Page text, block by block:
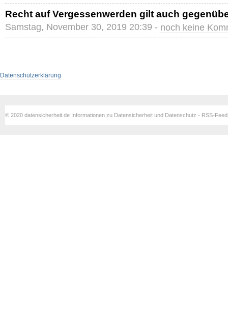
Recht auf Vergessenwerden gilt auch
Samstag, November 30, 2019 20:39 - noch keine
Datenschutzerklärung
© 2020 datensicherheit.de Informationen zu Datensicherheit und Datenschutz - RSS-